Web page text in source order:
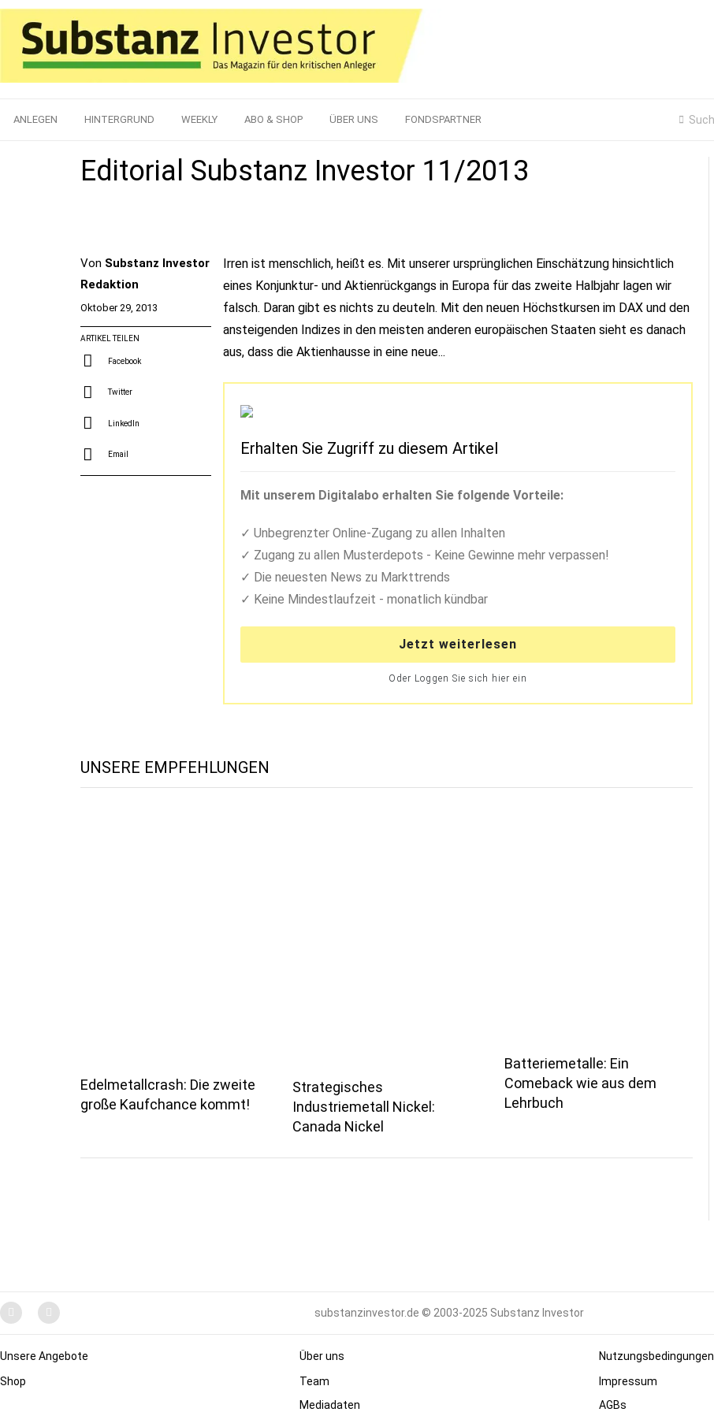
ANLEGEN HINTERGRUND WEEKLY ABO & SHOP ÜBER UNS FONDSPARTNER
Editorial Substanz Investor 11/2013
Von Substanz Investor
Redaktion
Oktober 29, 2013
ARTIKEL TEILEN
Facebook
Twitter
LinkedIn
Email
Irren ist menschlich, heißt es. Mit unserer ursprünglichen Einschätzung hinsichtlich
eines Konjunktur- und Aktienrückgangs in Europa für das zweite Halbjahr lagen wir
falsch. Daran gibt es nichts zu deuteln. Mit den neuen Höchstkursen im DAX und den
ansteigenden Indizes in den meisten anderen europäischen Staaten sieht es danach
aus, dass die Aktienhausse in eine neue...
Erhalten Sie Zugriff zu diesem Artikel
Mit unserem Digitalabo erhalten Sie folgende Vorteile:
Unbegrenzter Online-Zugang zu allen Inhalten
Zugang zu allen Musterdepots - Keine Gewinne mehr verpassen!
Die neuesten News zu Markttrends
Keine Mindestlaufzeit - monatlich kündbar
Jetzt weiterlesen
Oder Loggen Sie sich hier ein
UNSERE EMPFEHLUNGEN
Edelmetallcrash: Die zweite
große Kaufchance kommt!
Strategisches
Industriemetall Nickel:
Canada Nickel
Batteriemetalle: Ein
Comeback wie aus dem
Lehrbuch
substanzinvestor.de © 2003-2025 Substanz Investor
Unsere Angebote
Shop
Über uns
Team
Mediadaten
Nutzungsbedingungen
Impressum
AGBs